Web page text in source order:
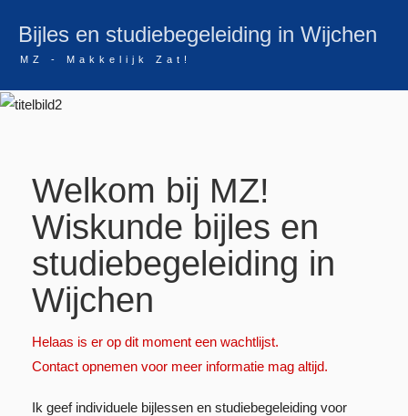
Bijles en studiebegeleiding in Wijchen
MZ - Makkelijk Zat!
Welkom bij MZ!
Wiskunde bijles en
studiebegeleiding in
Wijchen
Helaas is er op dit moment een wachtlijst.
Contact opnemen voor meer informatie mag altijd.
Ik geef individuele bijlessen en studiebegeleiding voor